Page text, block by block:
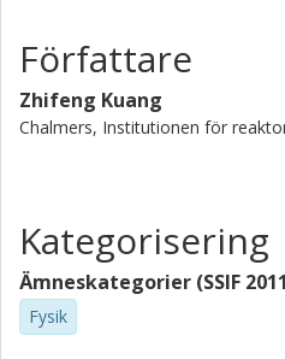
Författare
Zhifeng Kuang
Chalmers, Institutionen för
Kategorisering
Ämneskategorier (SSIF
Fysik